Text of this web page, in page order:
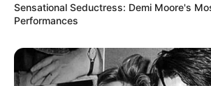
Погода на 10 дней отsinoptik.ua
Новини
Sensational Seductress: Demi Moore's
Performances